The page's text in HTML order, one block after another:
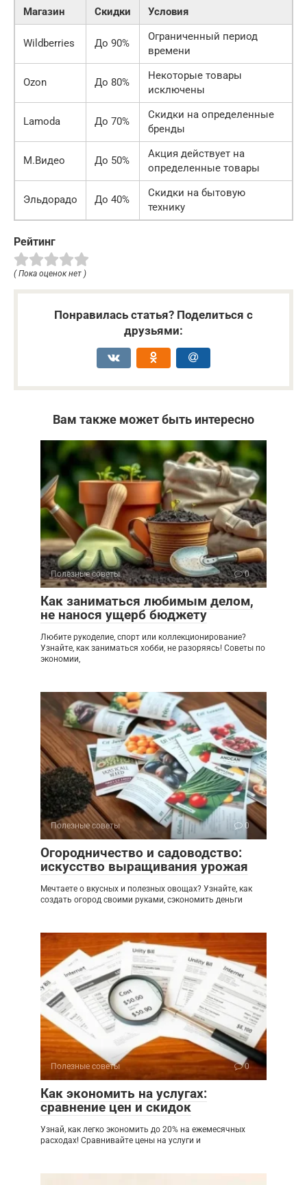
Магазин Скидки Условия
Wildberries До 90%
Ограниченный период
времени
Ozon До 80%
Некоторые товары
исключены
Lamoda До 70%
Скидки на определенные
бренды
М.Видео До 50%
Акция действует на
определенные товары
Эльдорадо До 40%
Скидки на бытовую
технику
Рейтинг
( Пока оценок нет )
Понравилась статья? Поделиться с
друзьями:
Вам также может быть интересно
Полезные советы 0
Как заниматься любимым делом,
не нанося ущерб бюджету
Любите рукоделие, спорт или коллекционирование?
Узнайте, как заниматься хобби, не разоряясь! Советы по
экономии,
Полезные советы 0
Огородничество и садоводство:
искусство выращивания урожая
Мечтаете о вкусных и полезных овощах? Узнайте, как
создать огород своими руками, сэкономить деньги
Полезные советы 0
Как экономить на услугах:
сравнение цен и скидок
Узнай, как легко экономить до 20% на ежемесячных
расходах! Сравнивайте цены на услуги и